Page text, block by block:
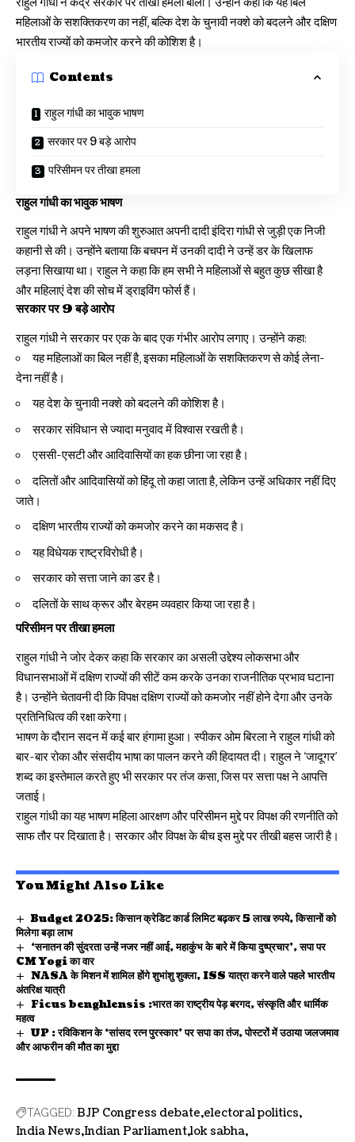
महिलाओं के सशक्तिकरण का नहीं, बल्कि देश के चुनावी नक्शे को बदलने और दक्षिण
भारतीय राज्यों को कमजोर करने की कोशिश है।
Contents
राहुल गांधी का भावुक भाषण
सरकार पर 9 बड़े आरोप
परिसीमन पर तीखा हमला
राहुल गांधी का भावुक भाषण
राहुल गांधी ने अपने भाषण की शुरुआत अपनी दादी इंदिरा गांधी से जुड़ी एक निजी
कहानी से की। उन्होंने बताया कि बचपन में उनकी दादी ने उन्हें डर के खिलाफ
लड़ना सिखाया था। राहुल ने कहा कि हम सभी ने महिलाओं से बहुत कुछ सीखा है
और महिलाएं देश की सोच में ड्राइविंग फोर्स हैं।
सरकार पर 9 बड़े आरोप
राहुल गांधी ने सरकार पर एक के बाद एक गंभीर आरोप लगाए। उन्होंने कहा:
यह महिलाओं का बिल नहीं है, इसका महिलाओं के सशक्तिकरण से कोई लेना-
देना नहीं है।
यह देश के चुनावी नक्शे को बदलने की कोशिश है।
सरकार संविधान से ज्यादा मनुवाद में विश्वास रखती है।
एससी-एसटी और आदिवासियों का हक छीना जा रहा है।
दलितों और आदिवासियों को हिंदू तो कहा जाता है, लेकिन उन्हें अधिकार नहीं दिए
जाते।
दक्षिण भारतीय राज्यों को कमजोर करने का मकसद है।
यह विधेयक राष्ट्रविरोधी है।
सरकार को सत्ता जाने का डर है।
दलितों के साथ क्रूर और बेरहम व्यवहार किया जा रहा है।
परिसीमन पर तीखा हमला
राहुल गांधी ने जोर देकर कहा कि सरकार का असली उद्देश्य लोकसभा और
विधानसभाओं में दक्षिण राज्यों की सीटें कम करके उनका राजनीतिक प्रभाव घटाना
है। उन्होंने चेतावनी दी कि विपक्ष दक्षिण राज्यों को कमजोर नहीं होने देगा और उनके
प्रतिनिधित्व की रक्षा करेगा।
भाषण के दौरान सदन में कई बार हंगामा हुआ। स्पीकर ओम बिरला ने राहुल गांधी को
बार-बार रोका और संसदीय भाषा का पालन करने की हिदायत दी। राहुल ने ‘जादूगर’
शब्द का इस्तेमाल करते हुए भी सरकार पर तंज कसा, जिस पर सत्ता पक्ष ने आपत्ति
जताई।
राहुल गांधी का यह भाषण महिला आरक्षण और परिसीमन मुद्दे पर विपक्ष की रणनीति को
साफ तौर पर दिखाता है। सरकार और विपक्ष के बीच इस मुद्दे पर तीखी बहस जारी है।
You Might Also Like
Budget 2025: किसान क्रेडिट कार्ड लिमिट बढ़कर 5 लाख रुपये, किसानों को
मिलेगा बड़ा लाभ
‘सनातन की सुंदरता उन्हें नजर नहीं आई, महाकुंभ के बारे में किया दुष्प्रचार’, सपा पर
CM Yogi का वार
NASA के मिशन में शामिल होंगे शुभांशु शुक्ला, ISS यात्रा करने वाले पहले भारतीय
अंतरिक्ष यात्री
Ficus benghlensis :भारत का राष्ट्रीय पेड़ बरगद, संस्कृति और धार्मिक
महत्व
UP : रविकिशन के ‘सांसद रत्न पुरस्कार’ पर सपा का तंज, पोस्टरों में उठाया जलजमाव
और आफरीन की मौत का मुद्दा
TAGGED: BJP Congress debate electoral politics
India News Indian Parliament lok sabha